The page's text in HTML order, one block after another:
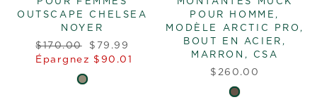
OUTSCAPE CHELSEA
NOYER
Prix
régulier
$170.00
Prix
réduit
$79.99
Épargnez $90.01
POUR HOMME,
MODÈLE ARCTIC PRO,
BOUT EN ACIER,
MARRON, CSA
$260.00